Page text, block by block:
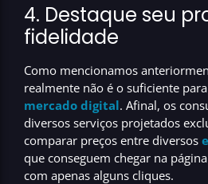
4. Destaque seu
fidelidade
Como mencionamos
realmente não é o suficiente
mercado digital. Afinal, os
diversos serviços projetados
comparar preços entre diversos
que conseguem chegar na
com apenas alguns cliques.